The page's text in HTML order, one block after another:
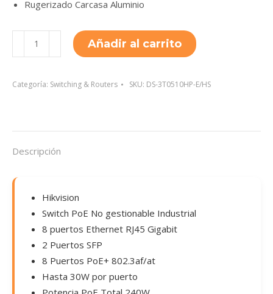
Rugerizado Carcasa Aluminio
3T0510HP-
cantidad
Añadir al carrito
Categoría: Switching & Routers SKU: DS-3T0510HP-E/HS
Descripción
Hikvision
Switch PoE No gestionable Industrial
8 puertos Ethernet RJ45 Gigabit
2 Puertos SFP
8 Puertos PoE+ 802.3af/at
Hasta 30W por puerto